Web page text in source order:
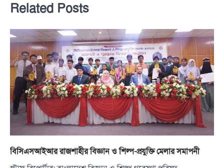
Related Posts
বিসিএসআইআর রাজশাহীর বিজ্ঞান ও শিল্প-প্রযুক্তি মেলার সমাপনী